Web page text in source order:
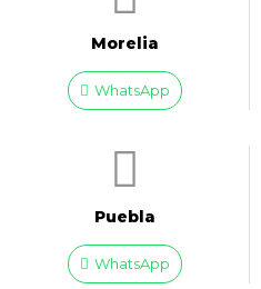
Morelia
WhatsApp
Puebla
WhatsApp